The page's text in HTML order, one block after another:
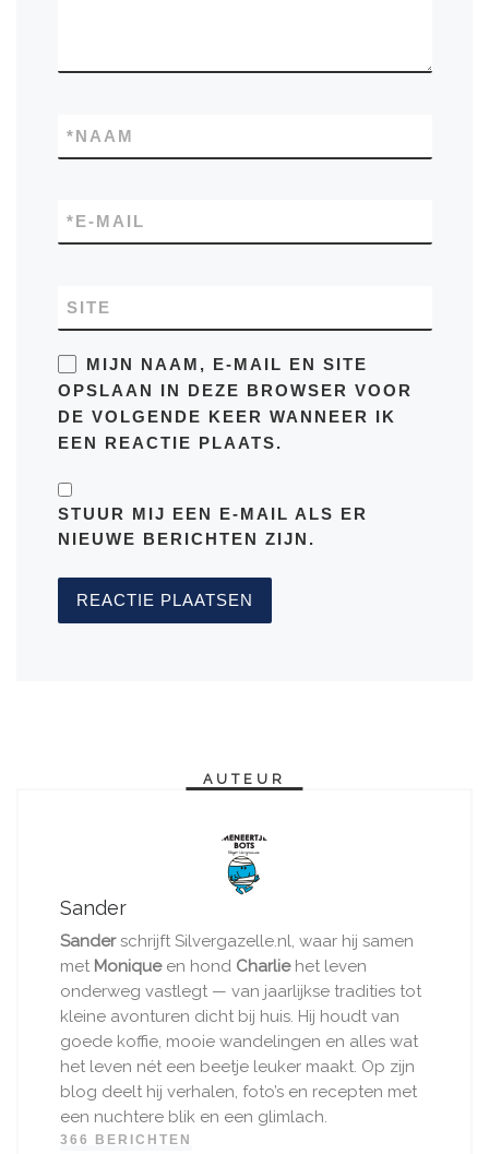
NAAM
*
E-MAIL
*
SITE
MIJN NAAM, E-MAIL EN SITE
OPSLAAN IN DEZE BROWSER VOOR
DE VOLGENDE KEER WANNEER IK
EEN REACTIE PLAATS.
STUUR MIJ EEN E-MAIL ALS ER
NIEUWE BERICHTEN ZIJN.
AUTEUR
Sander
Sanderschrijft Silvergazelle.nl, waar hij samen
met Moniqueen hond Charliehet leven
onderweg vastlegt — van jaarlijkse tradities tot
kleine avonturen dicht bij huis. Hij houdt van
goede koffie, mooie wandelingen en alles wat
het leven nét een beetje leuker maakt. Op zijn
blog deelt hij verhalen, foto’s en recepten met
een nuchtere blik en een glimlach.
366 BERICHTEN